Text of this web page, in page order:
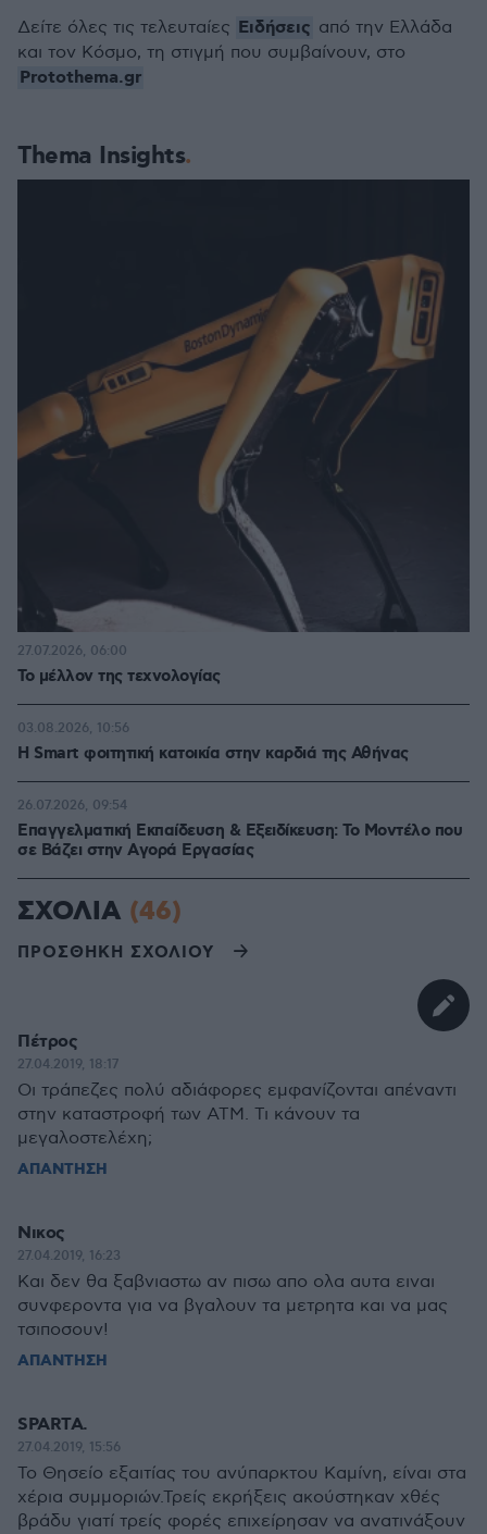
Thema Insights
Το μέλλον της τεχνολογίας
27.07.2026, 06:00
Η Smart φοιτητική κατοικία στην καρδιά της Αθήνας
03.08.2026, 10:56
Επαγγελματική Εκπαίδευση & Εξειδίκευση: Το Mοντέλο που
σε Bάζει στην Aγορά Eργασίας
26.07.2026, 09:54
Δείτε όλες τις τελευταίες Ειδήσεις από την Ελλάδα
και τον Κόσμο, τη στιγμή που συμβαίνουν, στο
Protothema.gr
ΣΧΟΛΙΑ (46)
ΠΡΟΣΘΗΚΗ ΣΧΟΛΙΟΥ
Πέτρος
27.04.2019, 18:17
Οι τράπεζες πολύ αδιάφορες εμφανίζονται απέναντι
στην καταστροφή των ΑΤΜ. Τι κάνουν τα
μεγαλοστελέχη;
ΑΠΑΝΤΗΣΗ
Νικος
27.04.2019, 16:23
Και δεν θα ξαβνιαστω αν πισω απο ολα αυτα ειναι
συνφεροντα για να βγαλουν τα μετρητα και να μας
τσιποσουν!
ΑΠΑΝΤΗΣΗ
SPARTA.
27.04.2019, 15:56
Το Θησείο εξαιτίας του ανύπαρκτου Καμίνη, είναι στα
χέρια συμμοριών.Τρείς εκρήξεις ακούστηκαν χθές
βράδυ γιατί τρείς φορές επιχείρησαν να ανατινάξουν